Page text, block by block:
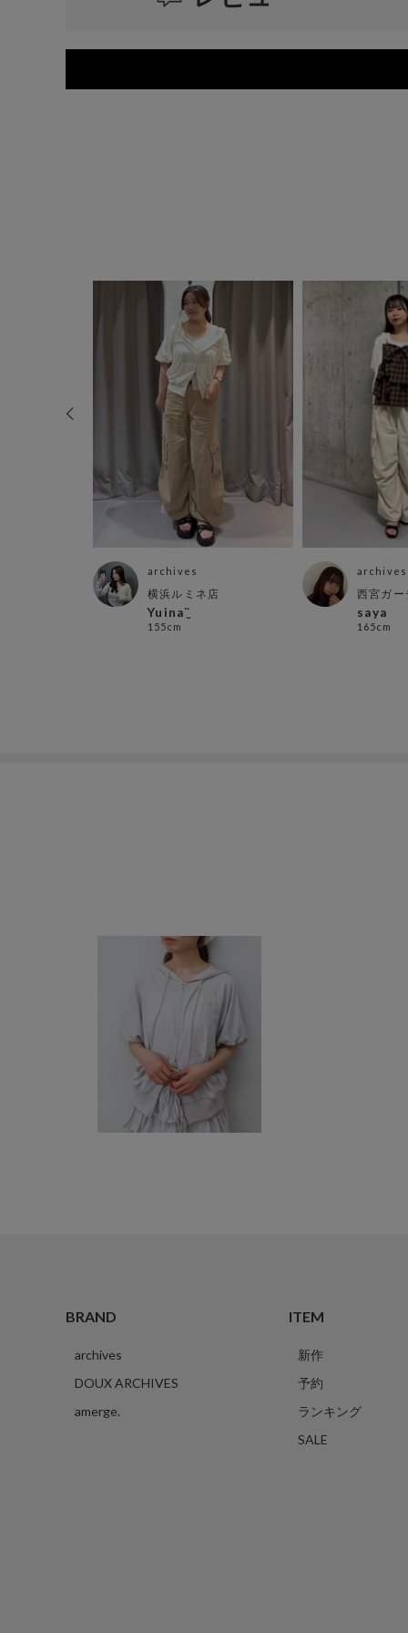
archives
横浜ルミネ店
Yuina¨̮
155cm
archives
西宮ガ
saya
165cm
BRAND
archives
DOUX ARCHIVES
amerge.
ITEM
新作
予約
ランキング
SALE